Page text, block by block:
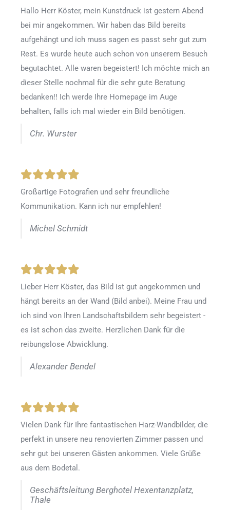
Hallo Herr Köster, mein Kunstdruck ist gestern Abend
bei mir angekommen. Wir haben das Bild bereits
aufgehängt und ich muss sagen es passt sehr gut zum
Rest. Es wurde heute auch schon von unserem Besuch
begutachtet. Alle waren begeistert! Ich möchte mich an
dieser Stelle nochmal für die sehr gute Beratung
bedanken!! Ich werde Ihre Homepage im Auge
behalten, falls ich mal wieder ein Bild benötigen.
Chr. Wurster
Großartige Fotografien und sehr freundliche
Kommunikation. Kann ich nur empfehlen!
Michel Schmidt
Lieber Herr Köster, das Bild ist gut angekommen und
hängt bereits an der Wand (Bild anbei). Meine Frau und
ich sind von Ihren Landschaftsbildern sehr begeistert -
es ist schon das zweite. Herzlichen Dank für die
reibungslose Abwicklung.
Alexander Bendel
Vielen Dank für Ihre fantastischen Harz-Wandbilder, die
perfekt in unsere neu renovierten Zimmer passen und
sehr gut bei unseren Gästen ankommen. Viele Grüße
aus dem Bodetal.
Geschäftsleitung Berghotel Hexentanzplatz,
Thale